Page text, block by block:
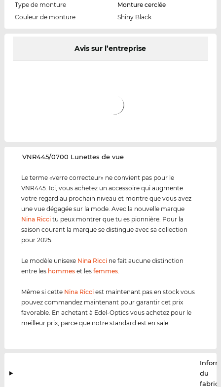
Type de monture
Monture cerclée
Couleur de monture
Shiny Black
Avis sur l’entreprise
‌VNR445/0700 Lunettes de vue
Le terme «verre correcteur» ne convient pas pour le
VNR445. Ici, vous achetez un accessoire qui augmente
votre regard au prochain niveau et montre que vous avez
une vue dégagée sur la mode. Avec la nouvelle marque
Nina Ricci tu peux montrer que tu es pionnière. Pour la
saison courant la marque se distingue avec sa collection
pour 2025.
Le modèle unisexe Nina Ricci ne fait aucune distinction
entre les hommes et lesfemmes
Même si cette Nina Ricci est maintenant pas en stock vous
pouvez commandez maintenant pour garantir cet prix
favorable. En achetant à Edel-Optics vous achetez pour le
meilleur prix, parce que notre standard est en sale.
du